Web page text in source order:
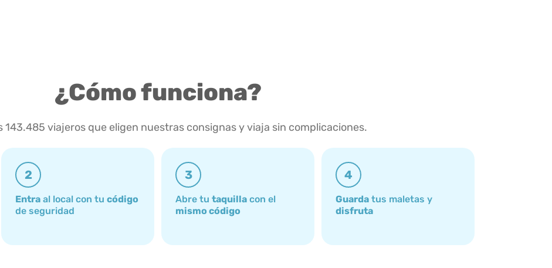
¿Cómo funciona?
143.485 viajeros que eligen nuestras consignas y viaja sin complicaciones.
2
Entra al local con tu código
de seguridad
3
Abre tu taquilla con el
mismo código
4
Guarda tus maletas y
disfruta